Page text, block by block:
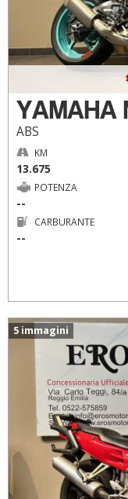
YAMAHA
ABS
KM
13.675
POTENZA
--
CARBURANTE
--
5 immagini